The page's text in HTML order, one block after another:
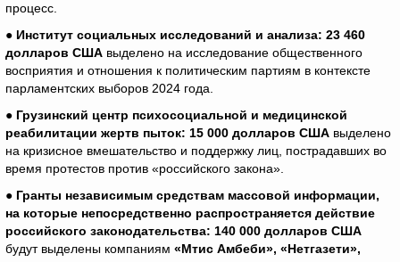
процесс.
● Институт социальных исследований и анализа: 23 460
долларов США выделено на исследование общественного
восприятия и отношения к политическим партиям в контексте
парламентских выборов 2024 года.
● Грузинский центр психосоциальной и медицинской
реабилитации жертв пыток: 15 000 долларов США выделено
на кризисное вмешательство и поддержку лиц, пострадавших во
время протестов против «российского закона».
● Гранты независимым средствам массовой информации,
на которые непосредственно распространяется действие
российского законодательства: 140 000 долларов США
будут выделены компаниям «Мтис Амбеби», «Нетгазети»,